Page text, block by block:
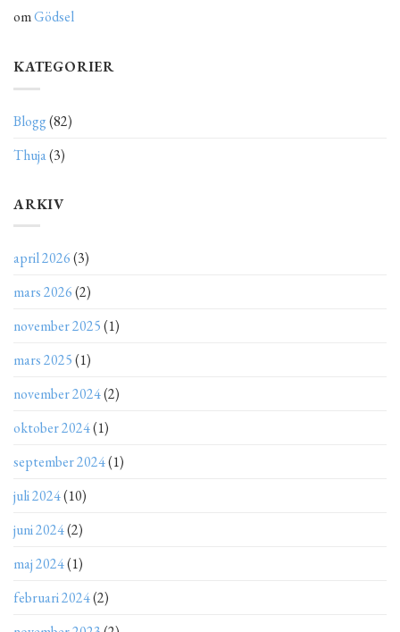
omGödsel
KATEGORIER
Blogg(82)
Thuja(3)
ARKIV
april 2026(3)
mars 2026(2)
november 2025(1)
mars 2025(1)
november 2024(2)
oktober 2024(1)
september 2024(1)
juli 2024(10)
juni 2024(2)
maj 2024(1)
februari 2024(2)